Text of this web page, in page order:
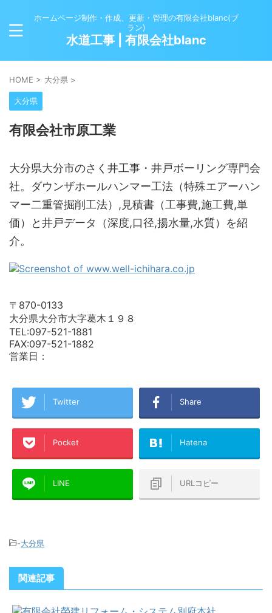
ホームページ制作・作成、更新・管理の有限会社blanc(ブ
ラン)
水道工事 | 有限会社blanc
HOME > 大分県 >
大分県
有限会社市原工業
大分県大分市のさく井工事・井戸ボーリング専門会
社。ダウンザホールハンマー工法（特殊エアーハン
マー二重管掘削工法）,見積書（工事費,施工費,単
価）と井戸データ（深度,口径,揚水量,水質）を紹
介。
〒870-0133
大分県大分市大字葛木１９８
TEL:097-521-1881
FAX:097-521-1882
営業日：
Twitter Share
Pocket Hatena
LINE URLコピー
-大分県
関連記事